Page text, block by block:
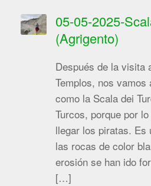
05-05-2025-
(Agrigento)
Después de la visita
Templos, nos
como la Scala dei
Turcos, porque por
llegar los piratas. Es
las rocas de color
erosión se han ido
[…]